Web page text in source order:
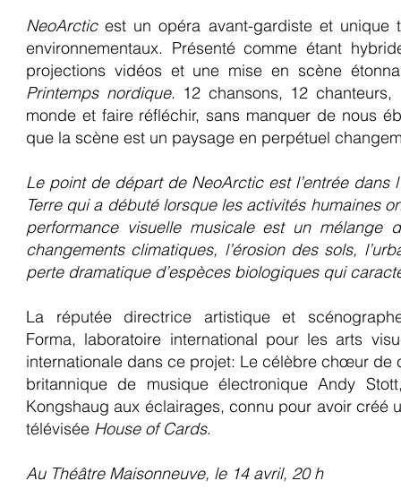
NeoArcticest un opéra avant-gardiste et unique
environnementaux. Présenté comme étant
projections vidéos et une mise en scène
Printemps nordique. 12 chansons, 12
monde et faire réfléchir, sans manquer de nous
que la scène est un paysage en perpétuel
Le point de départ de NeoArctic est l’entrée dans
Terre qui a débuté lorsque les activités humaines
performance visuelle musicale est un mélange
changements climatiques, l’érosion des sols,
perte dramatique d’espèces biologiques qui
La réputée directrice artistique et
Forma, laboratoire international pour les arts
internationale dans ce projet: Le célèbre chœur de
britannique de musique électronique Andy
Kongshaug aux éclairages, connu pour avoir créé
télévisée House of Cards.
Au Théâtre Maisonneuve, le 14 avril, 20 h